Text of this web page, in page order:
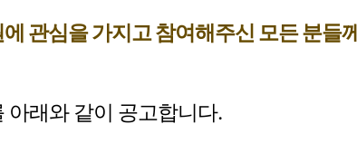
관심을 가지고 참여해주신 모든 분들
아래와 같이 공고합니다.